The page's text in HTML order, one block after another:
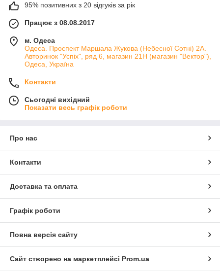
95% позитивних з 20 відгуків за рік
Працює з 08.08.2017
м. Одеса
Одеса. Проспект Маршала Жукова (Небесної Сотні) 2А.
Авторинок "Успіх", ряд 6, магазин 21Н (магазин "Вектор"),
Одеса, Україна
Контакти
Сьогодні вихідний
Показати весь графік роботи
Про нас
Контакти
Доставка та оплата
Графік роботи
Повна версія сайту
Сайт створено на маркетплейсі Prom.ua